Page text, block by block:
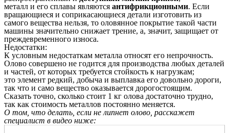
металл и его сплавы являются антифрикционными. Если
вращающиеся и соприкасающиеся детали изготовить из
самого вещества нельзя, то оловянное покрытие такой части
машины значительно снижает трение, а, значит, защищает от
преждевременного износа.
Недостатки:
К условным недостаткам металла относят его непрочность.
Олово совершено не годится для производства любых деталей
и частей, от которых требуется стойкость к нагрузкам;
это элемент редкий, добыча и выплавка его довольно дороги,
так что и само вещество оказывается дорогостоящим.
Сказать точно, сколько стоит 1 кг олова достаточно трудно,
так как стоимость металлов постоянно меняется.
О том, что делать, если не липнет олово, расскажет
специалист в видео ниже: